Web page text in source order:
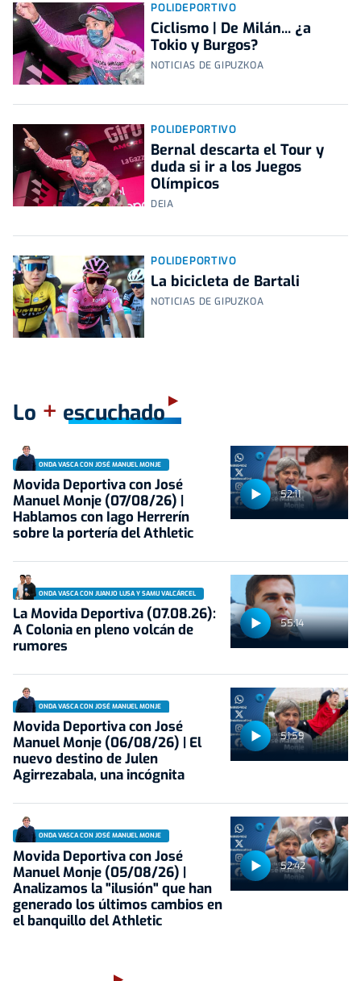
POLIDEPORTIVO
Ciclismo | De Milán... ¿a
Tokio y Burgos?
NOTICIAS DE GIPUZKOA
POLIDEPORTIVO
Bernal descarta el Tour y
duda si ir a los Juegos
Olímpicos
DEIA
POLIDEPORTIVO
La bicicleta de Bartali
NOTICIAS DE GIPUZKOA
Lo + escuchado
52:11
ONDA VASCA CON JOSÉ MANUEL MONJE
Movida Deportiva con José
Manuel Monje (07/08/26) |
Hablamos con Iago Herrerín
sobre la portería del Athletic
55:14
ONDA VASCA CON JUANJO LUSA Y SAMU VALCÁRCEL
La Movida Deportiva (07.08.26):
A Colonia en pleno volcán de
rumores
51:59
ONDA VASCA CON JOSÉ MANUEL MONJE
Movida Deportiva con José
Manuel Monje (06/08/26) | El
nuevo destino de Julen
Agirrezabala, una incógnita
52:42
ONDA VASCA CON JOSÉ MANUEL MONJE
Movida Deportiva con José
Manuel Monje (05/08/26) |
Analizamos la "ilusión" que han
generado los últimos cambios en
el banquillo del Athletic